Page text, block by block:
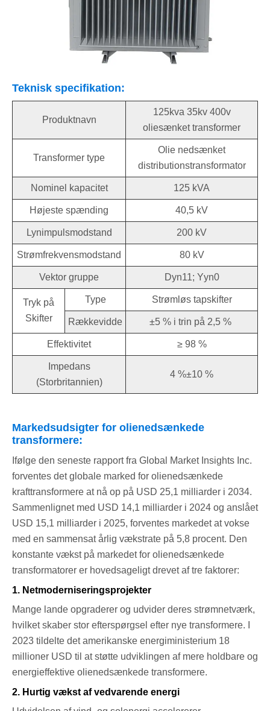
Teknisk specifikation:
Produktnavn
125kva 35kv 400v
oliesænket transformer
Transformer type
Olie nedsænket
distributionstransformator
Nominel kapacitet 125 kVA
Højeste spænding 40,5 kV
Lynimpulsmodstand 200 kV
Strømfrekvensmodstand 80 kV
Vektor gruppe Dyn11; Yyn0
Tryk på
Skifter
Type Strømløs tapskifter
Rækkevidde ±5 % i trin på 2,5 %
Effektivitet ≥ 98 %
Impedans
(Storbritannien)
4 %±10 %
Markedsudsigter for olienedsænkede
transformere:
Ifølge den seneste rapport fra Global Market Insights Inc.
forventes det globale marked for olienedsænkede
krafttransformere at nå op på USD 25,1 milliarder i 2034.
Sammenlignet med USD 14,1 milliarder i 2024 og anslået
USD 15,1 milliarder i 2025, forventes markedet at vokse
med en sammensat årlig vækstrate på 5,8 procent. Den
konstante vækst på markedet for olienedsænkede
transformatorer er hovedsageligt drevet af tre faktorer:
1. Netmoderniseringsprojekter
Mange lande opgraderer og udvider deres strømnetværk,
hvilket skaber stor efterspørgsel efter nye transformere. I
2023 tildelte det amerikanske energiministerium 18
millioner USD til at støtte udviklingen af ​​mere holdbare og
energieffektive olienedsænkede transformere.
2. Hurtig vækst af vedvarende energi